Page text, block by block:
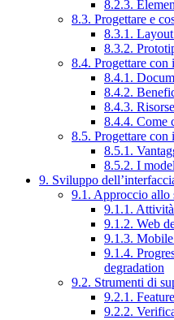
8.2.3.
8.3. Progettare e
8.3.1.
8.3.2.
8.4. Progettare con
8.4.1.
8.4.2.
8.4.3.
8.4.4. Come
8.5. Progettare
8.5.1.
8.5.2. I
9. Sviluppo
9.1. Approccio allo
9.1.1.
9.1.2. Web
9.1.3.
9.1.4.
degradation
9.2. Strumenti di
9.2.1.
9.2.2.